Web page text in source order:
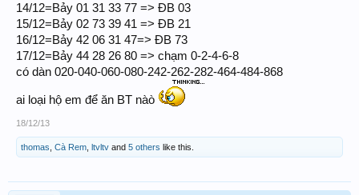
14/12=Bảy 01 31 33 77 => ĐB 03
15/12=Bảy 02 73 39 41 => ĐB 21
16/12=Bảy 42 06 31 47=> ĐB 73
17/12=Bảy 44 28 26 80 => chạm 0-2-4-6-8
có dàn 020-040-060-080-242-262-282-464-484-868
ai loại hộ em để ăn BT nàò
18/12/13
thomas Cà Rem ltvltv and 5 others like this.